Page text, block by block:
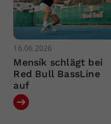
16.06.2026
Mensík schlägt bei
Red Bull BassLine
auf